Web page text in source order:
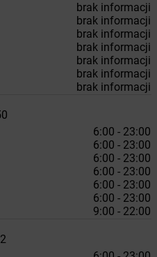
brak informacji
brak informacji
brak informacji
brak informacji
brak informacji
brak informacji
brak informacji
6:00 - 23:00
6:00 - 23:00
6:00 - 23:00
6:00 - 23:00
6:00 - 23:00
6:00 - 23:00
9:00 - 22:00